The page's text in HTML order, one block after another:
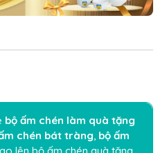
bộ ấm chén làm quà tặng
chén bát tràng, bộ ấm